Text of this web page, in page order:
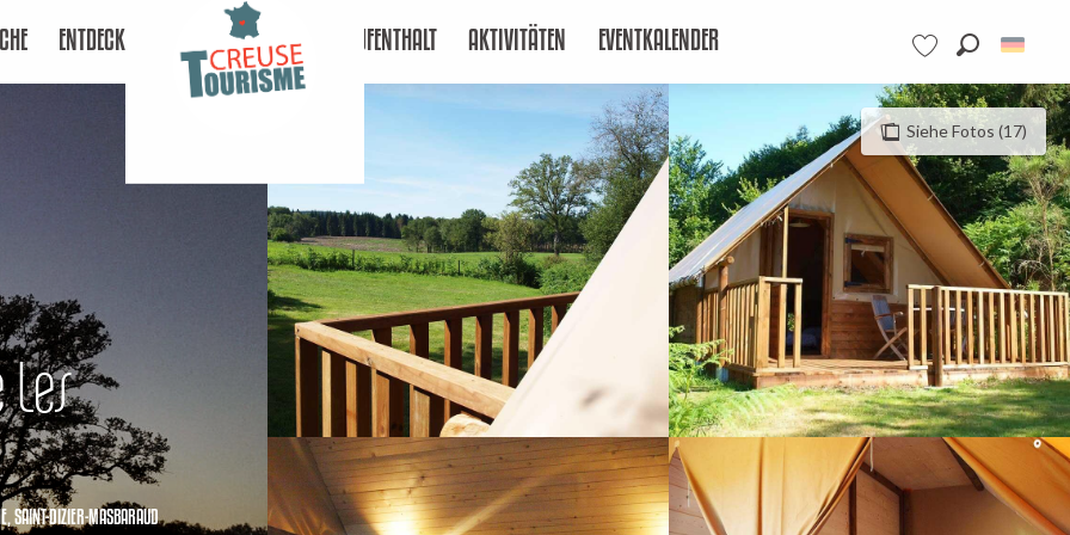
Voir les favoris
ENTDECKEN AUFENTHALT AKTIVITÄTEN EVENTKALENDER
Siehe Fotos (17)
SAINT-DIZIER-MASBARAUD